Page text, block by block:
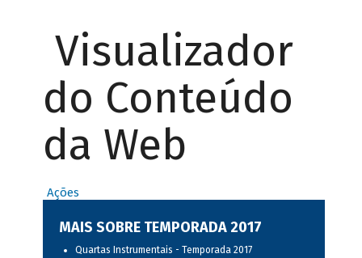
Visualizador
do Conteúdo
da Web
Ações
MAIS SOBRE TEMPORADA 2017
Quartas Instrumentais - Temporada 2017